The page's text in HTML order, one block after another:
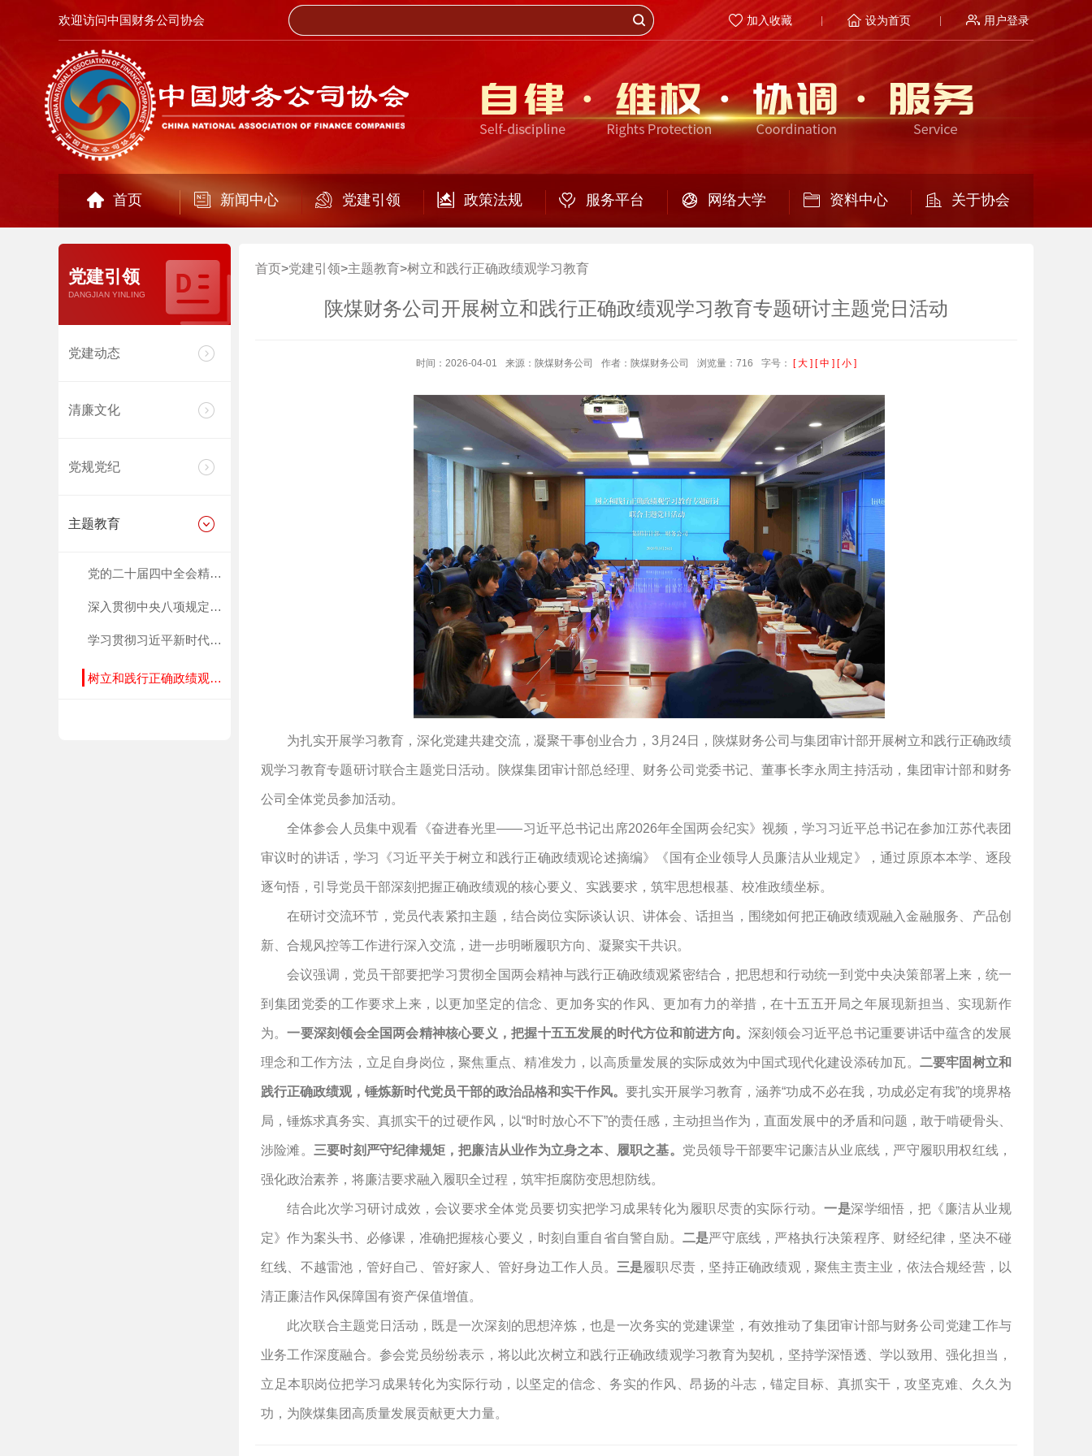
欢迎访问中国财务公司协会 加入收藏 设为首页 用户登录
首页 新闻中心 党建引领 政策法规 服务平台 网络大学 资料中心 关于协会
党建引领
DANGJIAN YINLING
党建动态
清廉文化
党规党纪
主题教育
党的二十届四中全会精神学习宣传专栏
深入贯彻中央八项规定精神学习教育规定
学习贯彻习近平新时代中国特色社会主义思想
树立和践行正确政绩观学习教育
首页>党建引领>主题教育>树立和践行正确政绩观学习教育
陕煤财务公司开展树立和践行正确政绩观学习教育专题研讨主题党日活动
时间：2026-04-01 来源：陕煤财务公司 作者：陕煤财务公司 浏览量：716 字号： [ 大 ] [ 中 ] [ 小 ]
为扎实开展学习教育，深化党建共建交流，凝聚干事创业合力， 3月24日，陕煤财务公司与集团审计部开展树立和践行正确政绩
观学习教育专题研讨联合主题党日活动。陕煤集团审计部总经理、财务公司党委书记、董事长李永周主持活动，集团审计部和财务
公司全体党员参加活动。
全体参会人员集中观看《奋进春光里——习近平总书记出席2026年全国两会纪实》视频，学习习近平总书记在参加江苏代表团
审议时的讲话，学习《习近平关于树立和践行正确政绩观论述摘编》《国有企业领导人员廉洁从业规定》 ，通过原原本本学、逐段
逐句悟，引导党员干部深刻把握正确政绩观的核心要义、实践要求，筑牢思想根基、校准政绩坐标。
在研讨交流环节，党员代表紧扣主题，结合岗位实际谈认识、讲体会、话担当，围绕如何把正确政绩观融入金融服务、产品创
新、合规风控等工作进行深入交流，进一步明晰履职方向、凝聚实干共识。
会议强调，党员干部要把学习贯彻全国两会精神与践行正确政绩观紧密结合，把思想和行动统一到党中央决策部署上来，统一
到集团党委的工作要求上来，以更加坚定的信念、更加务实的作风、更加有力的举措，在十五五开局之年展现新担当、实现新作
为。一要深刻领会全国两会精神核心要义，把握十五五发展的时代方位和前进方向。 深刻领会习近平总书记重要讲话中蕴含的发展
理念和工作方法，立足自身岗位，聚焦重点、精准发力，以高质量发展的实际成效为中国式现代化建设添砖加瓦。 二要牢固树立和
践行正确政绩观，锤炼新时代党员干部的政治品格和实干作风。 要扎实开展学习教育，涵养“功成不必在我，功成必定有我”的境界格
局，锤炼求真务实、真抓实干的过硬作风，以“时时放心不下”的责任感，主动担当作为，直面发展中的矛盾和问题，敢于啃硬骨头、
涉险滩。 三要时刻严守纪律规矩，把廉洁从业作为立身之本、履职之基。 党员领导干部要牢记廉洁从业底线，严守履职用权红线，
强化政治素养，将廉洁要求融入履职全过程，筑牢拒腐防变思想防线。
结合此次学习研讨成效，会议要求全体党员要切实把学习成果转化为履职尽责的实际行动。一是深学细悟，把《廉洁从业规
定》作为案头书、必修课，准确把握核心要义，时刻自重自省自警自励。 二是严守底线，严格执行决策程序、财经纪律，坚决不碰
红线、不越雷池，管好自己、管好家人、管好身边工作人员。 三是履职尽责，坚持正确政绩观，聚焦主责主业，依法合规经营，以
清正廉洁作风保障国有资产保值增值。
此次联合主题党日活动，既是一次深刻的思想淬炼，也是一次务实的党建课堂，有效推动了集团审计部与财务公司党建工作与
业务工作深度融合。参会党员纷纷表示，将以此次树立和践行正确政绩观学习教育为契机，坚持学深悟透、学以致用、强化担当，
立足本职岗位把学习成果转化为实际行动，以坚定的信念、务实的作风、昂扬的斗志，锚定目标、真抓实干，攻坚克难、久久为
功，为陕煤集团高质量发展贡献更大力量。